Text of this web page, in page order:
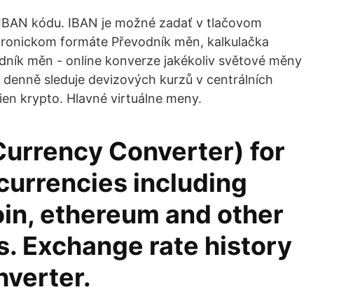
kódu. IBAN je možné zadať v tlačovom
formáte Převodník měn, kalkulačka
měn - online konverze jakékoliv světové měny
sleduje devizových kurzů v centrálních
krypto. Hlavné virtuálne meny.
Converter) for
including
ethereum and other
Exchange rate history